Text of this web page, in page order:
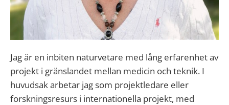
Jag är en inbiten naturvetare med lång erfarenhet av
projekt i gränslandet mellan medicin och teknik. I
huvudsak arbetar jag som projektledare eller
forskningsresurs i internationella projekt, med